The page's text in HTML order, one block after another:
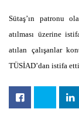
Sütaş’ın patronu
atılması üzerine
atılan çalışanlar
TÜSİAD’dan istifa